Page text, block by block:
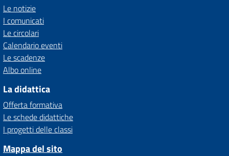
Le notizie
I comunicati
Le circolari
Calendario eventi
Le scadenze
Albo online
La didattica
Offerta formativa
Le schede didattiche
I progetti delle classi
Mappa del sito